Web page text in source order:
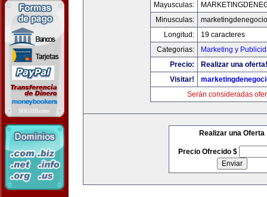
Mayusculas:
Minusculas:
Longitud:
19 caracteres
Categorias:
Marketing y
Precio:
Realizar una oferta!
Visitar!
Serán consideradas
Realizar una Oferta
Precio Ofrecido $